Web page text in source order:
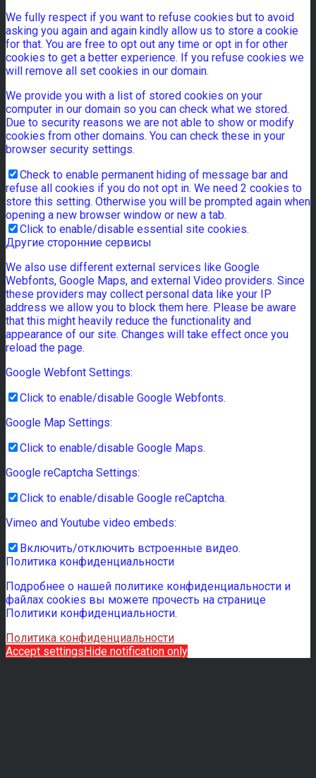
We fully respect if you want to refuse cookies but to avoid
asking you again and again kindly allow us to store a cookie
for that. You are free to opt out any time or opt in for other
cookies to get a better experience. If you refuse cookies we
will remove all set cookies in our domain.
We provide you with a list of stored cookies on your
computer in our domain so you can check what we stored.
Due to security reasons we are not able to show or modify
cookies from other domains. You can check these in your
browser security settings.
Check to enable permanent hiding of message bar and
refuse all cookies if you do not opt in. We need 2 cookies to
store this setting. Otherwise you will be prompted again when
opening a new browser window or new a tab.
Click to enable/disable essential site cookies.
Другие сторонние сервисы
We also use different external services like Google
Webfonts, Google Maps, and external Video providers. Since
these providers may collect personal data like your IP
address we allow you to block them here. Please be aware
that this might heavily reduce the functionality and
appearance of our site. Changes will take effect once you
reload the page.
Google Webfont Settings:
Click to enable/disable Google Webfonts.
Google Map Settings:
Click to enable/disable Google Maps.
Google reCaptcha Settings:
Click to enable/disable Google reCaptcha.
Vimeo and Youtube video embeds:
Включить/отключить встроенные видео.
Политика конфиденциальности
Подробнее о нашей политике конфиденциальности и
файлах cookies вы можете прочесть на странице
Политики конфиденциальности.
Политика конфиденциальности
Accept settingsHide notification only